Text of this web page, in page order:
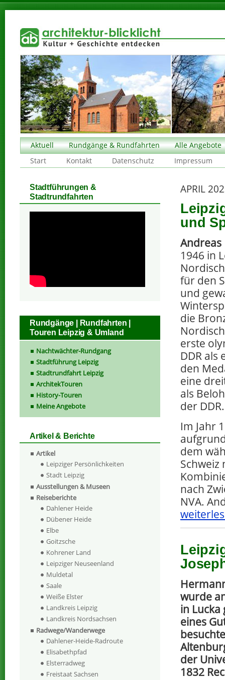
Aktuell Rundgänge & Rundfahrten
Alle Angebote
Start
Kontakt Datenschutz Impressum
APRIL
und
1946 in
für den
und
die
erste
DDR als
den
eine
als
der DDR.
Im Jahr
dem
nach
NVA.
wurde
in Lucka
eines
der
1832
Stadtführungen &
Stadtrundfahrten
Rundgänge | Rundfahrten |
Touren Leipzig & Umland
Nachtwächter-Rundgang
Stadtführung Leipzig
Stadtrundfahrt Leipzig
ArchitekTouren
History-Touren
Meine Angebote
Artikel & Berichte
Artikel
Leipziger Persönlichkeiten
Stadt Leipzig
Ausstellungen & Museen
Reiseberichte
Dahlener Heide
Dübener Heide
Elbe
Goitzsche
Kohrener Land
Leipziger Neuseenland
Muldetal
Saale
Weiße Elster
Landkreis Leipzig
Landkreis Nordsachsen
Radwege/Wanderwege
Dahlener-Heide-Radroute
Elisabethpfad
Elsterradweg
Freistaat Sachsen